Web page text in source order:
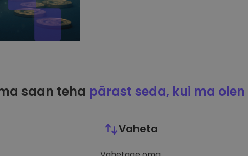
saan teha pärast seda, kui ma olen
Vaheta